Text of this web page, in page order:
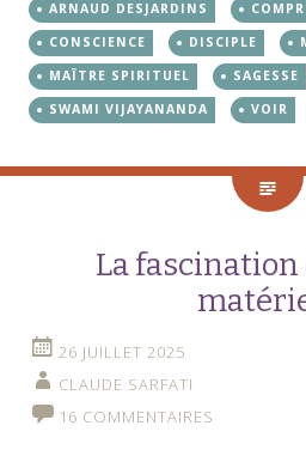
ARNAUD DESJARDINS
CONSCIENCE
DISCIPLE
MAÎTRE SPIRITUEL
SAGESSE
SWAMI VIJAYANANDA
VOIR
La fascination
26 JUILLET 2025
CLAUDE SARFATI
16 COMMENTAIRES